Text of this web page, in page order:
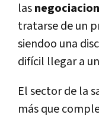
las
tratarse de un
siendoo una
difícil llegar a
El sector de la
más que